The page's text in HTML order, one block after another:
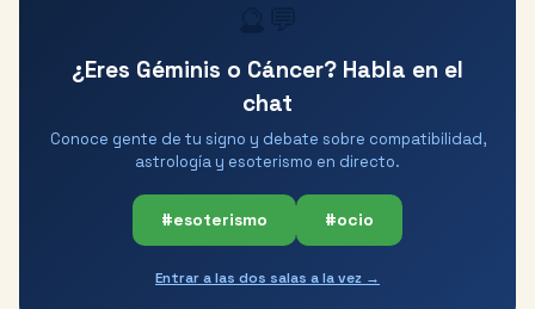
¿Eres Géminis o Cáncer? Habla en el
chat
Conoce gente de tu signo y debate sobre compatibilidad,
astrología y esoterismo en directo.
#esoterismo #ocio
Entrar a las dos salas a la vez →